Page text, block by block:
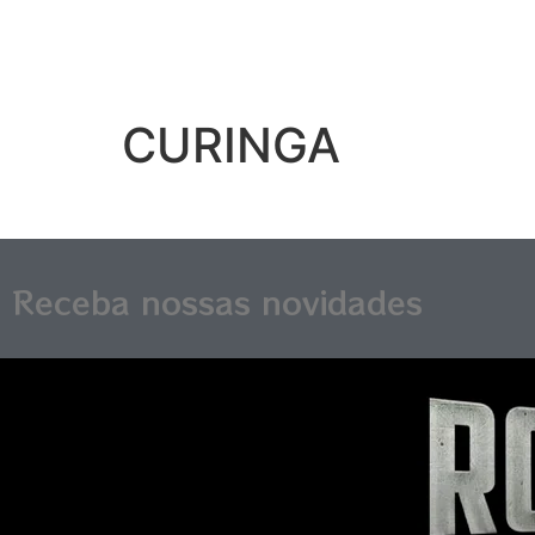
CURINGA
Receba nossas novidades